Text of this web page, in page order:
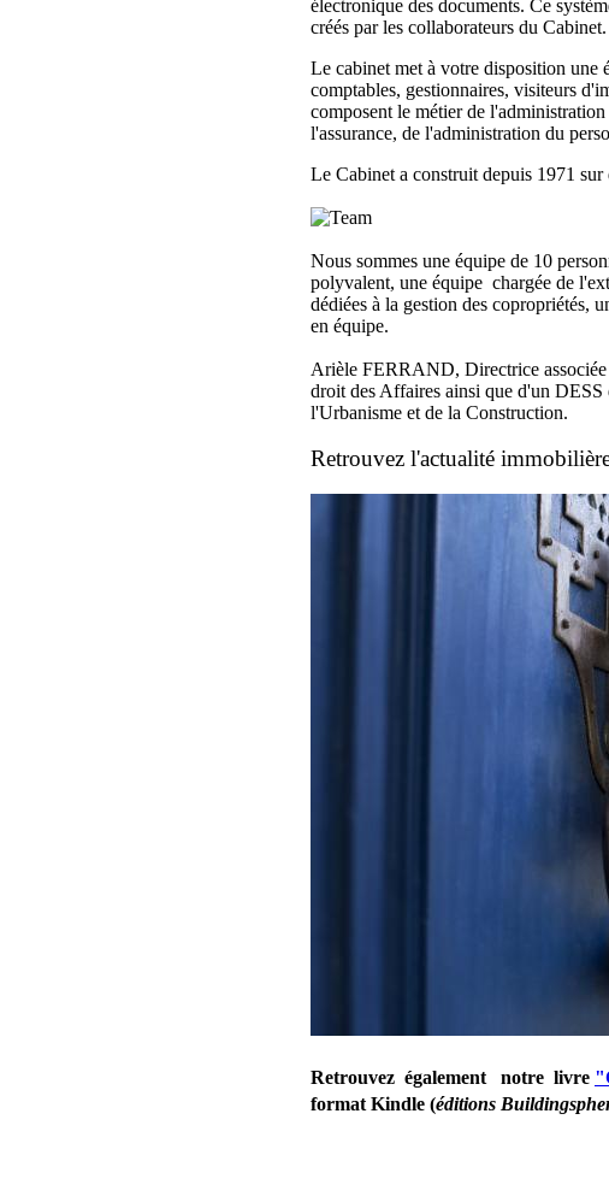
électronique des documents. Ce
créés par les collaborateurs du Cabinet.
Le cabinet met à votre disposition une
comptables, gestionnaires, visiteurs
composent le métier de
l'assurance, de l'administration du
Le Cabinet a construit depuis 1971 sur
Nous sommes une équipe de 10
polyvalent, une équipe chargée de
dédiées à la gestion des copropriétés,
en équipe.
Arièle FERRAND, Directrice
droit des Affaires ainsi que d'un
l'Urbanisme et de la Construction.
Retrouvez l'actualité
Retrouvez également notre livre
format Kindle (éditions